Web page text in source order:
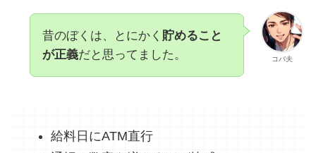
コバ夫
昔のぼくは、とにかく 貯めること
が正義だと思ってました。
給料日にATM直行